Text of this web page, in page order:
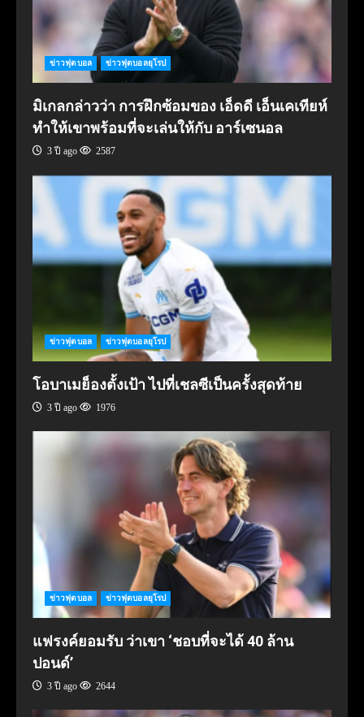
ข่าวฟุตบอล ข่าวฟุตบอลยุโรป
มิเกลกล่าวว่า การฝึกซ้อมของ เอ็ดดี เอ็นเคเทียห์
ทำให้เขาพร้อมที่จะเล่นให้กับ อาร์เซนอล
3 ปี ago 2587
ข่าวฟุตบอล ข่าวฟุตบอลยุโรป
โอบาเมย็องตั้งเป้า ไปที่เชลซีเป็นครั้งสุดท้าย
3 ปี ago 1976
ข่าวฟุตบอล ข่าวฟุตบอลยุโรป
แฟรงค์ยอมรับ ว่าเขา ‘ชอบที่จะได้ 40 ล้าน
ปอนด์’
3 ปี ago 2644